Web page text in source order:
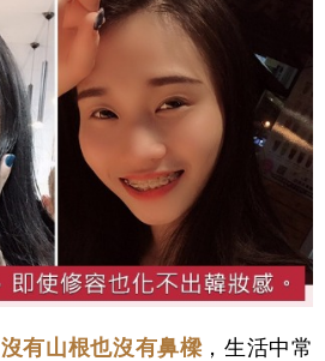
沒有山根也沒有鼻樑，生活中常